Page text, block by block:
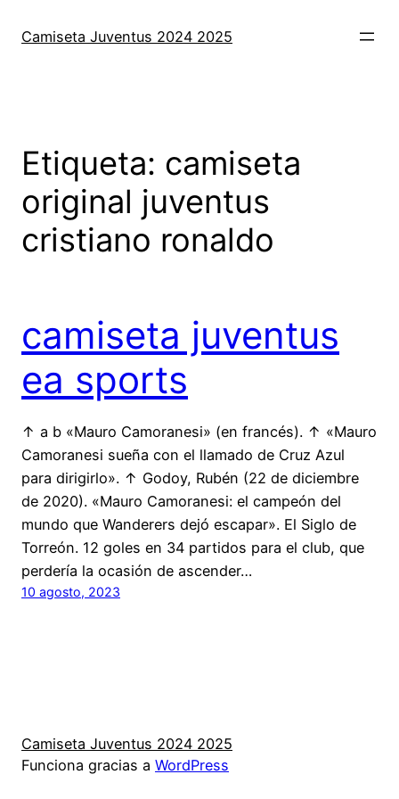
Camiseta Juventus 2024 2025
Etiqueta: camiseta
original juventus
cristiano ronaldo
camiseta juventus
ea sports
↑ a b «Mauro Camoranesi» (en francés). ↑ «Mauro
Camoranesi sueña con el llamado de Cruz Azul
para dirigirlo». ↑ Godoy, Rubén (22 de diciembre
de 2020). «Mauro Camoranesi: el campeón del
mundo que Wanderers dejó escapar». El Siglo de
Torreón. 12 goles en 34 partidos para el club, que
perdería la ocasión de ascender…
10 agosto, 2023
Camiseta Juventus 2024 2025
Funciona gracias a WordPress